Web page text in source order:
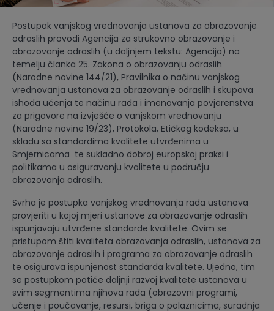
Postupak vanjskog vrednovanja ustanova za obrazovanje
odraslih provodi Agencija za strukovno obrazovanje i
obrazovanje odraslih (u daljnjem tekstu: Agencija) na
temelju članka 25. Zakona o obrazovanju odraslih
(Narodne novine 144/21), Pravilnika o načinu vanjskog
vrednovanja ustanova za obrazovanje odraslih i skupova
ishoda učenja te načinu rada i imenovanja povjerenstva
za prigovore na izvješće o vanjskom vrednovanju
(Narodne novine 19/23), Protokola, Etičkog kodeksa, u
skladu sa standardima kvalitete utvrđenima u
Smjernicama te sukladno dobroj europskoj praksi i
politikama u osiguravanju kvalitete u području
obrazovanja odraslih.
Svrha je postupka vanjskog vrednovanja rada ustanova
provjeriti u kojoj mjeri ustanove za obrazovanje odraslih
ispunjavaju utvrđene standarde kvalitete. Ovim se
pristupom štiti kvaliteta obrazovanja odraslih, ustanova za
obrazovanje odraslih i programa za obrazovanje odraslih
te osigurava ispunjenost standarda kvalitete. Ujedno, tim
se postupkom potiče daljnji razvoj kvalitete ustanova u
svim segmentima njihova rada (obrazovni programi,
učenje i poučavanje, resursi, briga o polaznicima, suradnja